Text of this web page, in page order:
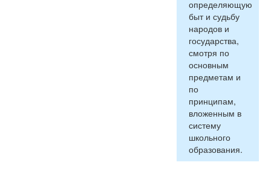
определяющую
быт и судьбу
народов и
государства,
смотря по
основным
предметам и
по
принципам,
вложенным в
систему
школьного
образования.